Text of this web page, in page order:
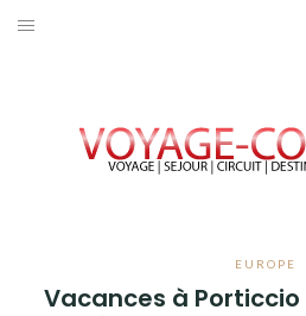
Aller
EUROPE
Vacances à Porticcio
OCEANIE